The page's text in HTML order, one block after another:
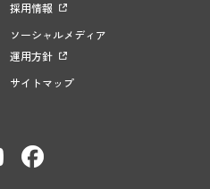
採用情報
ソーシャルメディア
運用方針
サイトマップ